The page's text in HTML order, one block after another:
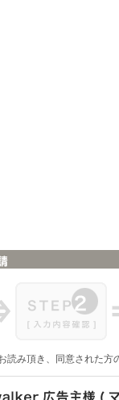
読み頂き、同意された方